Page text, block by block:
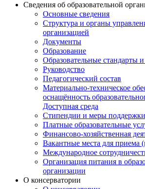
Сведения об образовательной
Основные сведения
Структура и органы
организацией
Документы
Образование
Образовательные стандарты
Руководство
Педагогический состав
Материально-техническое
оснащённость
Доступная среда
Стипендии и меры
Платные образовательные
Финансово-хозяйственная
Вакантные места для приема
Международное
Организация питания в
организации
О консерватории